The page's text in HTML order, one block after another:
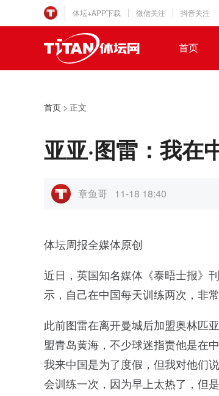
体坛+APP下载 微信关注 抖音关注
首页
首页 > 正文
亚亚·图雷：我在
章鱼哥 11-18 18:40
体坛周报全媒体原创
近日，英国知名媒体《泰晤士报》
示，自己在中国每天训练两次，非常
此前图雷在离开曼城后加盟奥林匹
盟青岛黄海，不少球迷指责他是在
我来中国是为了度假，但我对他们
会训练一次，因为早上太热了，但